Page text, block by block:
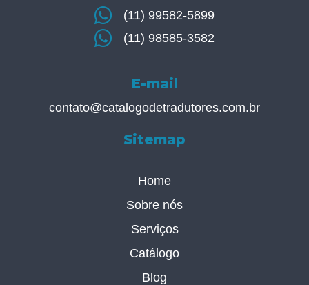
(11) 99582-5899
(11) 98585-3582
E-mail
contato@catalogodetradutores.com.br
Sitemap
Home
Sobre nós
Serviços
Catálogo
Blog